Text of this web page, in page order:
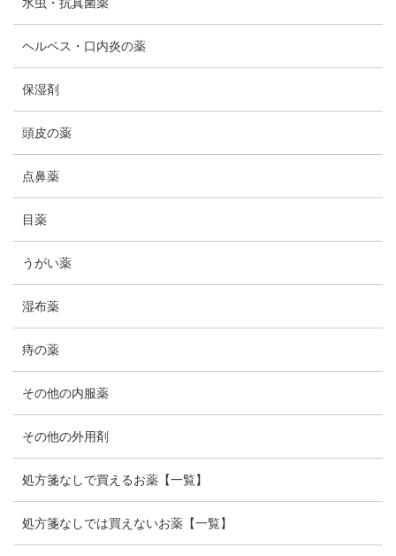
ヘルペス・口内炎の薬
保湿剤
頭皮の薬
点鼻薬
目薬
うがい薬
湿布薬
痔の薬
その他の内服薬
その他の外用剤
処方箋なしで買えるお薬【一覧】
処方箋なしでは買えないお薬【一覧】